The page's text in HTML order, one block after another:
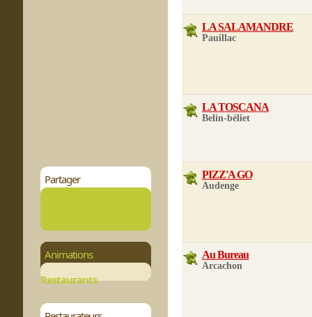
Partager
Animations
Restaurants
LA SALAMANDRE
Pauillac
LA TOSCANA
Belin-béliet
PIZZ'A GO
Audenge
Au Bureau
Arcachon